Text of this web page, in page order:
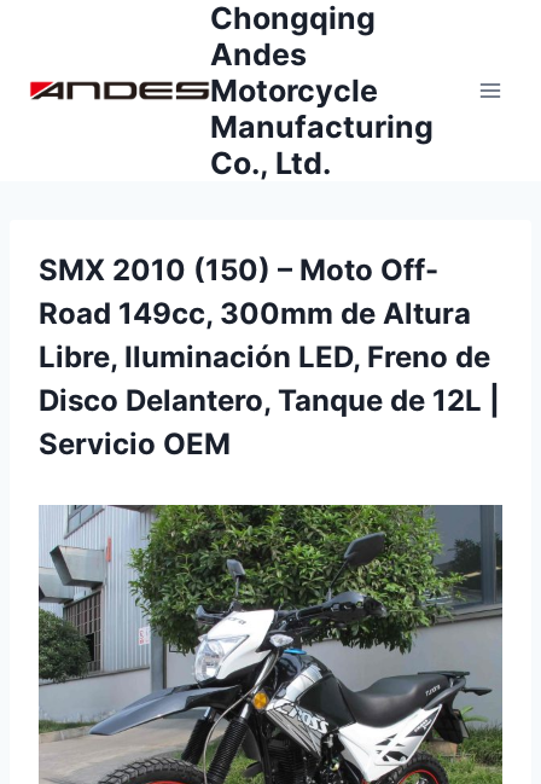
contenido
Chongqing
Andes
Motorcycle
Manufacturing
Co., Ltd.
SMX 2010 (150) – Moto Off-
Road 149cc, 300mm de Altura
Libre, Iluminación LED, Freno de
Disco Delantero, Tanque de 12L |
Servicio OEM